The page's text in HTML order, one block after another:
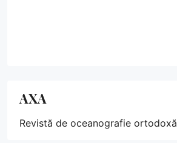
AXA
Revistă de oceanografie ortodoxă